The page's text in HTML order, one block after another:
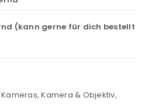
(kann gerne für dich bestellt
Kameras,Kamera & Objektiv,